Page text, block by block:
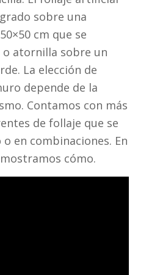
sobre una
cm que se
o atornilla sobre un
La elección de
depende de la
Contamos con más
de follaje que se
en combinaciones. En
cómo.